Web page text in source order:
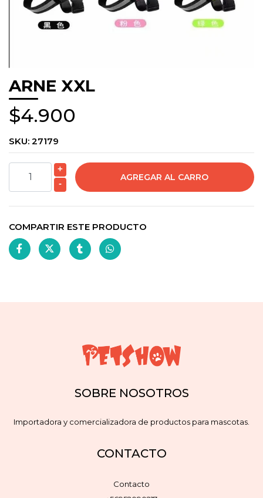
ARNE XXL
$4.900
SKU: 27179
+
-
COMPARTIR ESTE PRODUCTO
SOBRE NOSOTROS
Importadora y comercializadora de productos para mascotas.
CONTACTO
Contacto